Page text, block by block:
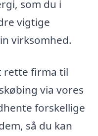
som du i
vigtige
virksomhed.
rette firma til
via vores
forskellige
så du kan